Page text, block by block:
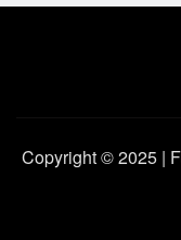
Copyright © 2025 |